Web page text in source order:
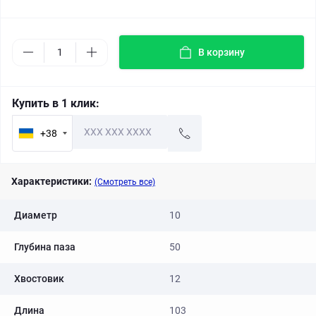
В корзину
Купить в 1 клик:
+38
Характеристики: (Смотреть все)
Диаметр 10
Глубина паза 50
Хвостовик 12
Длина 103